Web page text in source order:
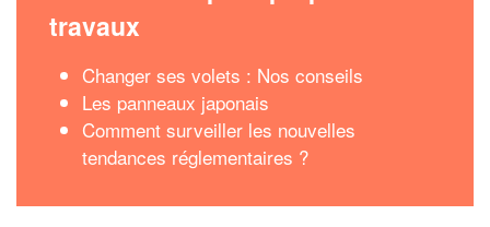
travaux
Changer ses volets : Nos conseils
Les panneaux japonais
Comment surveiller les nouvelles
tendances réglementaires ?